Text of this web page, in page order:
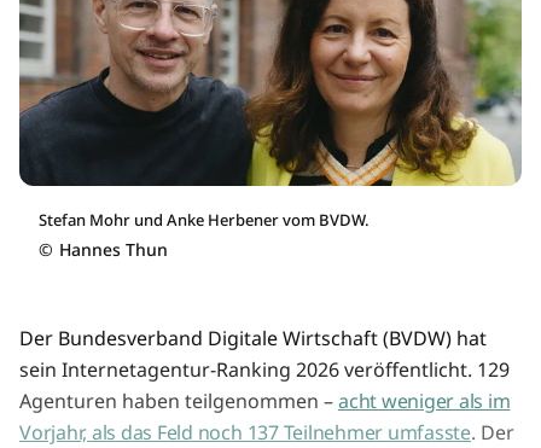
Stefan Mohr und Anke Herbener vom BVDW.
© Hannes Thun
Der Bundesverband Digitale Wirtschaft (BVDW) hat
sein Internetagentur-Ranking 2026 veröffentlicht. 129
Agenturen haben teilgenommen –acht weniger als im
Vorjahr, als das Feld noch 137 Teilnehmer umfasste. Der